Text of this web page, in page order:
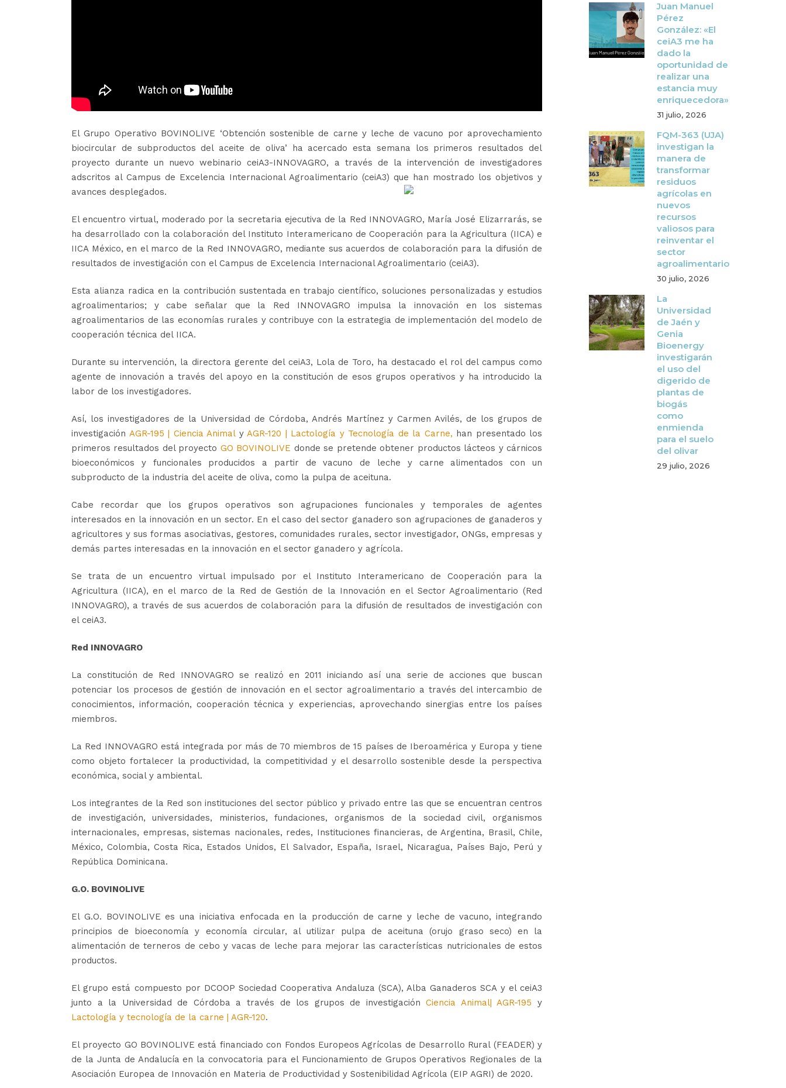
El Grupo Operativo BOVINOLIVE ‘Obtención sostenible de carne y leche de vacuno por aprovechamiento
biocircular de subproductos del aceite de oliva’ ha acercado esta semana los primeros resultados del
proyecto durante un nuevo webinario ceiA3-INNOVAGRO, a través de la intervención de investigadores
adscritos al Campus de Excelencia Internacional Agroalimentario (ceiA3) que han mostrado los objetivos y
avances desplegados.
El encuentro virtual, moderado por la secretaria ejecutiva de la Red INNOVAGRO, María José Elizarrarás, se
ha desarrollado con la colaboración del Instituto Interamericano de Cooperación para la Agricultura (IICA) e
IICA México, en el marco de la Red INNOVAGRO, mediante sus acuerdos de colaboración para la difusión de
resultados de investigación con el Campus de Excelencia Internacional Agroalimentario (ceiA3).
Esta alianza radica en la contribución sustentada en trabajo científico, soluciones personalizadas y estudios
agroalimentarios; y cabe señalar que la Red INNOVAGRO impulsa la innovación en los sistemas
agroalimentarios de las economías rurales y contribuye con la estrategia de implementación del modelo de
cooperación técnica del IICA.
Durante su intervención, la directora gerente del ceiA3, Lola de Toro, ha destacado el rol del campus como
agente de innovación a través del apoyo en la constitución de esos grupos operativos y ha introducido la
labor de los investigadores.
Así, los investigadores de la Universidad de Córdoba, Andrés Martínez y Carmen Avilés, de los grupos de
investigación AGR-195 | Ciencia Animaly AGR-120 | Lactología y Tecnología de la Carne, han presentado los
primeros resultados del proyecto GO BOVINOLIVE donde se pretende obtener productos lácteos y cárnicos
bioeconómicos y funcionales producidos a partir de vacuno de leche y carne alimentados con un
subproducto de la industria del aceite de oliva, como la pulpa de aceituna.
Cabe recordar que los grupos operativos son agrupaciones funcionales y temporales de agentes
interesados en la innovación en un sector. En el caso del sector ganadero son agrupaciones de ganaderos y
agricultores y sus formas asociativas, gestores, comunidades rurales, sector investigador, ONGs, empresas y
demás partes interesadas en la innovación en el sector ganadero y agrícola.
Se trata de un encuentro virtual impulsado por el Instituto Interamericano de Cooperación para la
Agricultura (IICA), en el marco de la Red de Gestión de la Innovación en el Sector Agroalimentario (Red
INNOVAGRO), a través de sus acuerdos de colaboración para la difusión de resultados de investigación con
el ceiA3.
Red INNOVAGRO
La constitución de Red INNOVAGRO se realizó en 2011 iniciando así una serie de acciones que buscan
potenciar los procesos de gestión de innovación en el sector agroalimentario a través del intercambio de
conocimientos, información, cooperación técnica y experiencias, aprovechando sinergias entre los países
miembros.
La Red INNOVAGRO está integrada por más de 70 miembros de 15 países de Iberoamérica y Europa y tiene
como objeto fortalecer la productividad, la competitividad y el desarrollo sostenible desde la perspectiva
económica, social y ambiental.
Los integrantes de la Red son instituciones del sector público y privado entre las que se encuentran centros
de investigación, universidades, ministerios, fundaciones, organismos de la sociedad civil, organismos
internacionales, empresas, sistemas nacionales, redes, Instituciones financieras, de Argentina, Brasil, Chile,
México, Colombia, Costa Rica, Estados Unidos, El Salvador, España, Israel, Nicaragua, Países Bajo, Perú y
República Dominicana.
G.O. BOVINOLIVE
El G.O. BOVINOLIVE es una iniciativa enfocada en la producción de carne y leche de vacuno, integrando
principios de bioeconomía y economía circular, al utilizar pulpa de aceituna (orujo graso seco) en la
alimentación de terneros de cebo y vacas de leche para mejorar las características nutricionales de estos
productos.
El grupo está compuesto por DCOOP Sociedad Cooperativa Andaluza (SCA), Alba Ganaderos SCA y el ceiA3
junto a la Universidad de Córdoba a través de los grupos de investigaciónCiencia Animal| AGR-195 y
Lactología y tecnología de la carne | AGR-120.
El proyecto GO BOVINOLIVE está financiado con Fondos Europeos Agrícolas de Desarrollo Rural (FEADER) y
de la Junta de Andalucía en la convocatoria para el Funcionamiento de Grupos Operativos Regionales de la
Asociación Europea de Innovación en Materia de Productividad y Sostenibilidad Agrícola (EIP AGRI) de 2020.
Juan Manuel
Pérez
González: «El
ceiA3 me ha
dado la
oportunidad de
realizar una
estancia muy
enriquecedora»
31 julio, 2026
FQM-363 (UJA)
investigan la
manera de
transformar
residuos
agrícolas en
nuevos
recursos
valiosos para
reinventar el
sector
agroalimentario
30 julio, 2026
La
Universidad
de Jaén y
Genia
Bioenergy
investigarán
el uso del
digerido de
plantas de
biogás
como
enmienda
para el suelo
del olivar
29 julio, 2026